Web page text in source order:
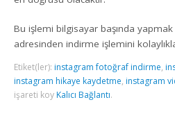
Bu işlemi bilgisayar başında
adresinden indirme işlemini
Etiket(ler): instagram fotoğraf indirme,
instagram hikaye kaydetme, instagram
işareti koy Kalıcı Bağlantı.